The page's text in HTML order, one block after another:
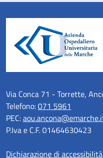
Via Conca 71 - Torrette,
Telefono:071 5961
PEC:
P.Iva e C.F. 01464630423
Dichiarazione di accessibilità